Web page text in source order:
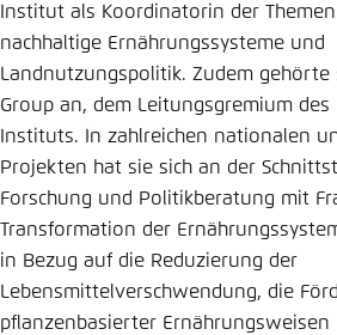
Institut als Koordinatorin der
nachhaltige Ernährungssysteme und
Landnutzungspolitik. Zudem gehörte
Group an, dem Leitungsgremium des
Instituts. In zahlreichen nationalen
Projekten hat sie sich an der
Forschung und Politikberatung mit
Transformation der
in Bezug auf die Reduzierung der
Lebensmittelverschwendung, die
pflanzenbasierter Ernährungsweisen
Noch
AbbrechenAutomatisch
Einstellung für diese
speichern